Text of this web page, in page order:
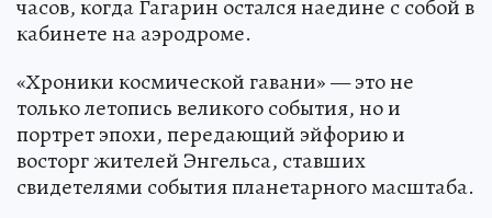
часов, когда Гагарин остался наедине с собой в
кабинете на аэродроме.
«Хроники космической гавани» — это не
только летопись великого события, но и
портрет эпохи, передающий эйфорию и
восторг жителей Энгельса, ставших
свидетелями события планетарного масштаба.